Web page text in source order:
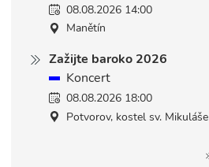
08.08.2026 14:00
Manětín
Zažijte baroko 2026
Koncert
08.08.2026 18:00
Potvorov, kostel sv. Mikuláše